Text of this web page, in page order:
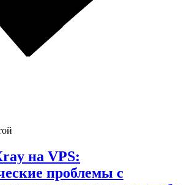
на VPS:
проблемы с